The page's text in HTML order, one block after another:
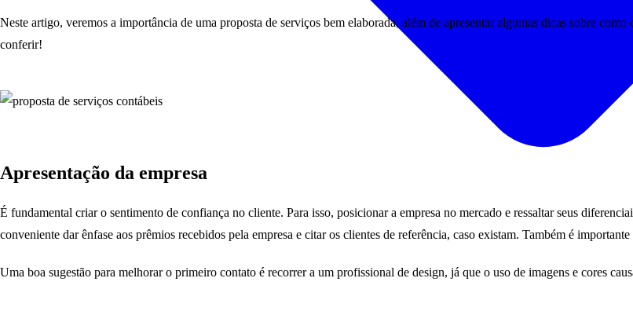
Neste artigo, veremos a importância de uma proposta de serviços bem elaborada, além de apresentar algumas dicas sobre
conferir!
Apresentação da empresa
É fundamental criar o sentimento de confiança no cliente. Para isso, posicionar a empresa no mercado e ressaltar seus
conveniente dar ênfase aos prêmios recebidos pela empresa e citar os clientes de referência, caso existam. Também é
Uma boa sugestão para melhorar o primeiro contato é recorrer a um profissional de design, já que o uso de imagens e cores